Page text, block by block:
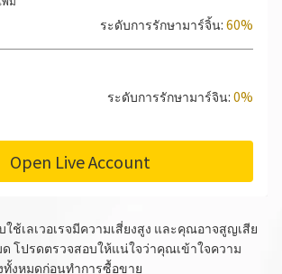
ระดับการรักษามาร์จิ้น: 60%
ระดับการรักษามาร์จิน: 0%
Open Live Account
ช้เลเวอเรจมีความเสี่ยงสูง และคุณอาจสูญเสีย
โปรดตรวจสอบให้แน่ใจว่าคุณเข้าใจความ
ทั้งหมดก่อนทำการซื้อขาย